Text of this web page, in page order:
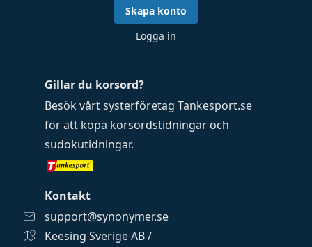
Gillar du korsord?
Besök vårt systerföretag Tankesport.se
för att köpa korsordstidningar och
sudokutidningar.
Kontakt
support@synonymer.se
Keesing Sverige AB /
Skapa konto
Logga in